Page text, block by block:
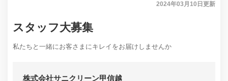
2024年03月10日 更新
スタッフ大募集
私たちと一緒にお客さまにキレイをお届けしませんか
株式会社サニクリーン甲信越